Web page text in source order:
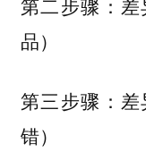
第二步骤：
品）
第三步骤：
错）